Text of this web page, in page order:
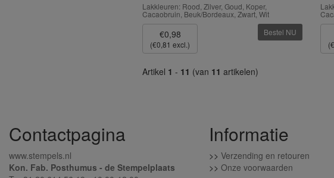
Lakkleuren: Rood, Zilver, Goud, Koper,
Cacaobruin, Beuk/Bordeaux, Zwart, Wit
€0,98
(€0,81 excl.)
Bestel NU
Artikel 1 - 11 (van 11 artikelen)
Contactpagina
www.stempels.nl
Kon. Fab. Posthumus - de Stempelplaats
Informatie
>> Verzending en retouren
>> Onze voorwaarden